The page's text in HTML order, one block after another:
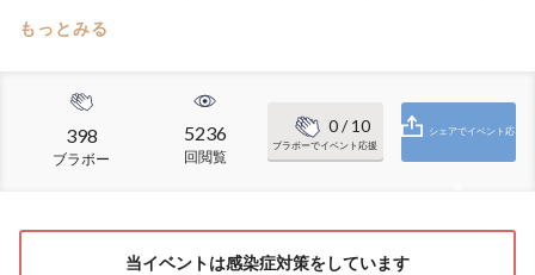
もっとみる
398
ブラボー
5236
回閲覧
0/ 10
ブラボーでイベント応援
シェアでイベント応
当イベントは感染症対策をしています